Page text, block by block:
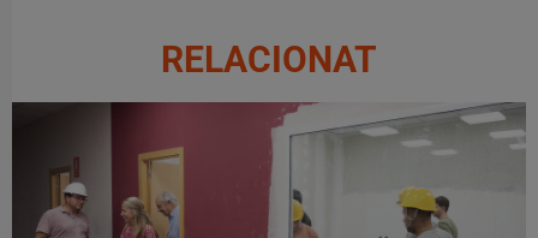
RELACIONAT